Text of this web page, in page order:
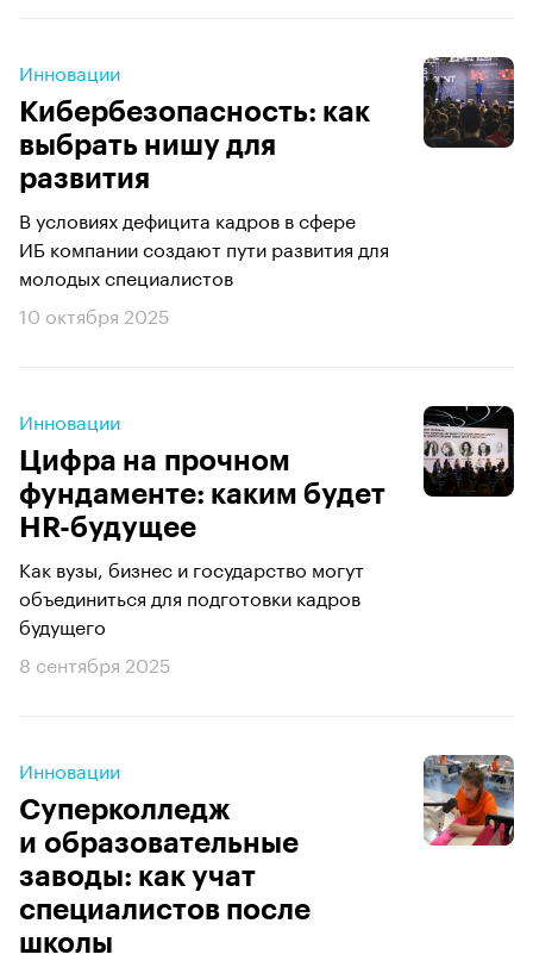
Инновации
Кибербезопасность: как
выбрать нишу для
развития
В условиях дефицита кадров в сфере
ИБ компании создают пути развития для
молодых специалистов
10 октября 2025
Инновации
Цифра на прочном
фундаменте: каким будет
HR-будущее
Как вузы, бизнес и государство могут
объединиться для подготовки кадров
будущего
8 сентября 2025
Инновации
Суперколледж
и образовательные
заводы: как учат
специалистов после
школы